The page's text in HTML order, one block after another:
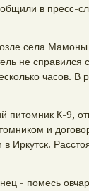
в пресс-
села Мамоны
не справился
часов. В
питомник К-9,
и
Иркутск.
- помесь